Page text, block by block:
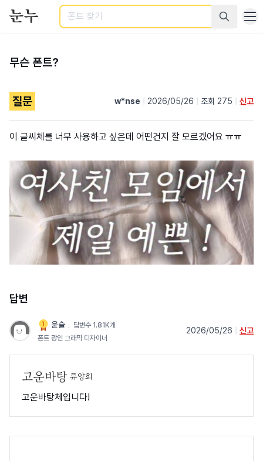
검색
무슨 폰트?
질문 w*nse 2026/05/26 조회 275 신고
이 글씨체를 너무 사용하고 싶은데 어떤건지 잘 모르겠어요 ㅠㅠ
답변
윤슬 ﹒ 답변수 1.81K개
폰트 광인 그래픽 디자이너
2026/05/26 신고
류양희
고운바탕체입니다!